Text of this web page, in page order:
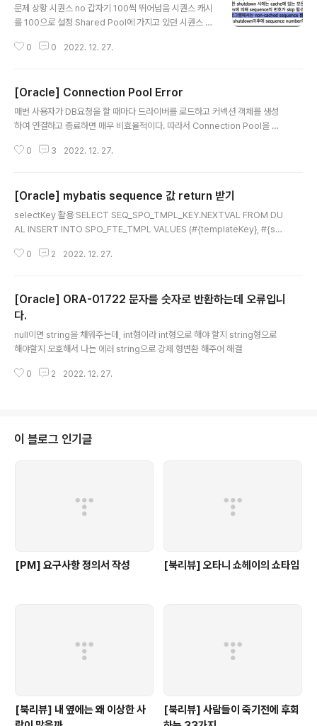
문제 상황 시퀀스 no 갑자기 100씩 뛰어넘음 시퀀스 캐시
를 100으로 설정 Shared Pool에 가지고 있던 시퀀스 캐
초과, max_age 시간 초과 등 DB전략에 의함)에 의해 사
0 0 2022. 12. 27.
[Oracle] Connection Pool Error
매번 사용자가 DB요청을 할 때마다 드라이버를 로드하고 커넥션 객체를 생성
하여 연결하고 종료하면 매우 비효율적이다. 따라서 Connection Pool을 사
설정한 TimeOut시간과, DB에 TimeOut시간 별개로) 이때 Connection을
0 3 2022. 12. 27.
[Oracle] mybatis sequence 값 return 받기
selectKey 활용 SELECT SEQ_SPO_TMPL_KEY.NEXTVAL FROM DU
AL INSERT INTO SPO_FTE_TMPL VALUES (#{templateKey}, #{sp
DATE, #{userKey}) parmeterType을 지정해 주지 않으면 계속 1 반환 pa
0 2 2022. 12. 27.
[Oracle] ORA-01722 문자를 숫자로 반환하는데 오류입니
다.
null이면 string을 채워주는데, int형이라 int형으로 해야 할지 string형으로
해야할지 모호해서 나는 에러 string으로 강제 형변환 해주어 해결
0 2 2022. 12. 27.
이 블로그 인기글
[PM] 요구사항 정의서 작성 [북리뷰] 오타니 쇼헤이의 쇼타임
[북리뷰] 내 옆에는 왜 이상한 사
[북리뷰] 사람들이 죽기전에 후회